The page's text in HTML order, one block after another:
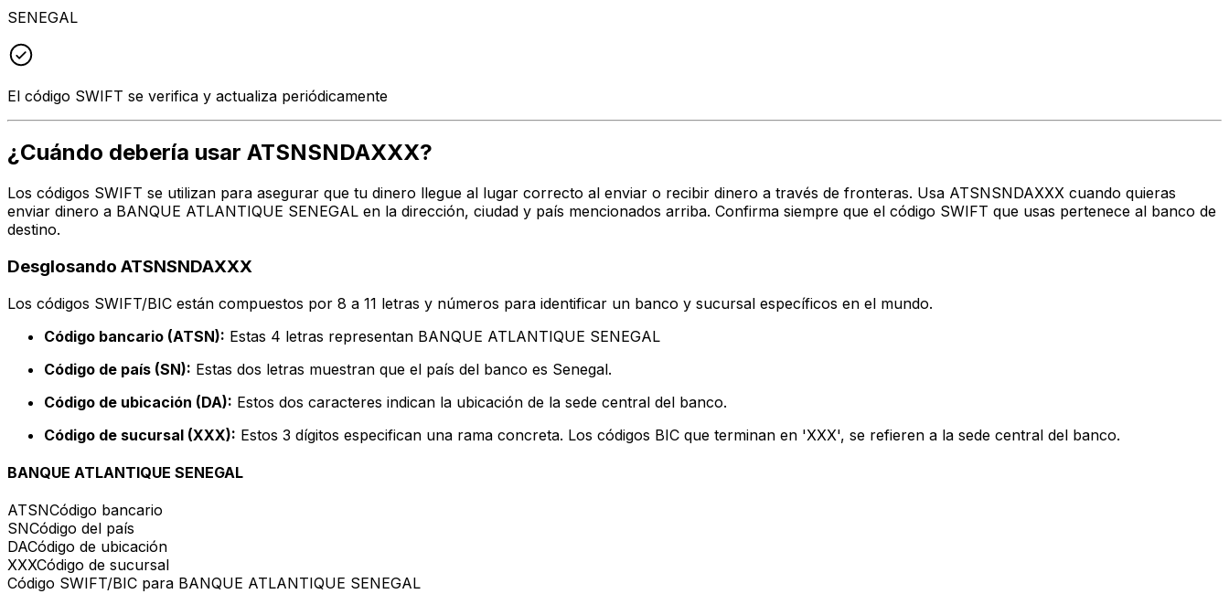
SENEGAL
El código SWIFT se verifica y actualiza periódicamente
¿Cuándo debería usar ATSNSNDAXXX?
Los códigos SWIFT se utilizan para asegurar que tu dinero llegue al lugar correcto al enviar o recibir dinero a través de fronteras. Usa ATSNSNDAXXX cuando quieras
enviar dinero a BANQUE ATLANTIQUE SENEGAL en la dirección, ciudad y país mencionados arriba. Confirma siempre que el código SWIFT que usas pertenece al banco de
destino.
Desglosando ATSNSNDAXXX
Los códigos SWIFT/BIC están compuestos por 8 a 11 letras y números para identificar un banco y sucursal específicos en el mundo.
Código bancario (ATSN): Estas 4 letras representan BANQUE ATLANTIQUE SENEGAL
Código de país (SN): Estas dos letras muestran que el país del banco es Senegal.
Código de ubicación (DA): Estos dos caracteres indican la ubicación de la sede central del banco.
Código de sucursal (XXX): Estos 3 dígitos especifican una rama concreta. Los códigos BIC que terminan en 'XXX', se refieren a la sede central del banco.
BANQUE ATLANTIQUE SENEGAL
ATSNCódigo bancario
SNCódigo del país
DACódigo de ubicación
XXXCódigo de sucursal
Código SWIFT/BIC para BANQUE ATLANTIQUE SENEGAL